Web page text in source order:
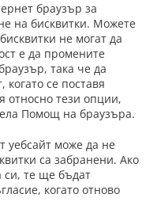
браузър за
на бисквитки. Можете
не могат да
е да промените
така че да
се поставя
относно тези опции,
Помощ на браузъра.
уебсайт може да не
са забранени. Ако
си, те ще бъдат
когато отново